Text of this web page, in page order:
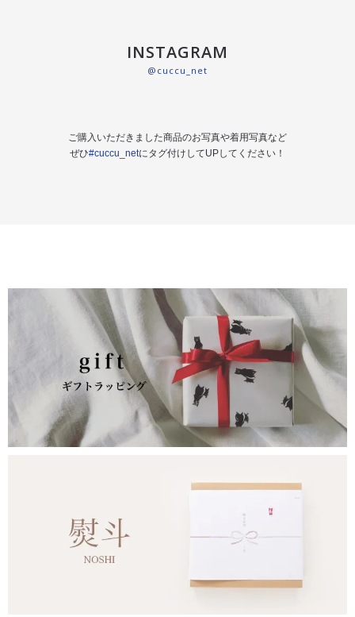
INSTAGRAM
@cuccu_net
ご購入いただきました商品のお写真や着用写真など
ぜひ#cuccu_netにタグ付けしてUPしてください！